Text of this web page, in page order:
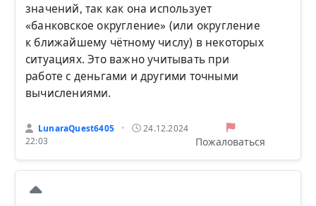
значений, так как она использует
«банковское округление» (или округление
к ближайшему чётному числу) в некоторых
ситуациях. Это важно учитывать при
работе с деньгами и другими точными
вычислениями.
LunaraQuest6405 •
24.12.2024
22:03
Пожаловаться